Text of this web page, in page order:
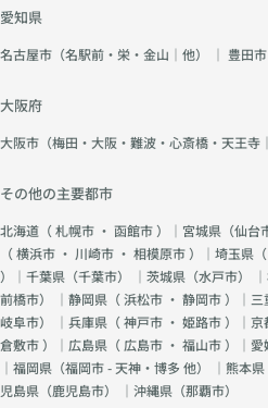
愛知県
名古屋市（名駅前・栄・金山｜他） ｜ 豊田市
大阪府
大阪市（梅田・大阪・難波・心斎橋・天王寺
その他の主要都市
北海道（札幌市 ・ 函館市）｜宮城県（仙台
（横浜市 ・ 川崎市 ・ 相模原市）｜埼玉県（
）｜千葉県（千葉市） ｜茨城県（水戸市）
前橋市） ｜静岡県（浜松市 ・ 静岡市）｜三
岐阜市） ｜兵庫県（神戸市 ・ 姫路市）｜京
倉敷市）｜広島県（広島市 ・ 福山市）｜愛
｜福岡県（福岡市 - 天神・博多 他） ｜熊本県
児島県（鹿児島市） ｜沖縄県（那覇市）